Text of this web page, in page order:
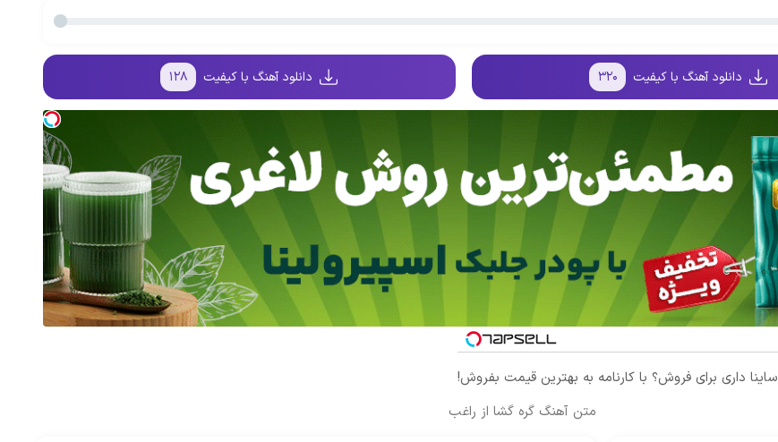
دانلود آهنگ با کیفیت ۳۲۰ دانلود آهنگ با کیفیت ۱۲۸
ساینا داری برای فروش؟ با کارنامه به بهترین قیمت بفروش!
متن آهنگ گره گشا از راغب